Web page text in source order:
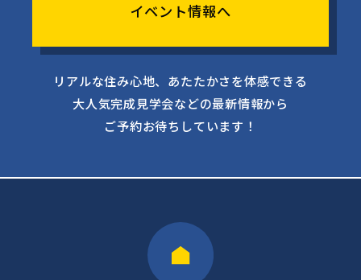
イベント情報へ
リアルな住み心地、あたたかさを体感できる
大人気完成見学会などの最新情報から
ご予約お待ちしています！